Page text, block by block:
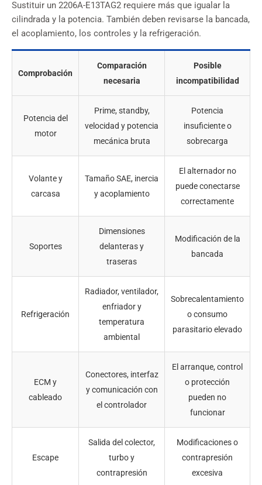
Sustituir un 2206A-E13TAG2 requiere más que igualar la
cilindrada y la potencia. También deben revisarse la bancada,
el acoplamiento, los controles y la refrigeración.
Comprobación
Comparación
necesaria
Posible
incompatibilidad
Potencia del
motor
Prime, standby,
velocidad y potencia
mecánica bruta
Potencia
insuficiente o
sobrecarga
Volante y
carcasa
Tamaño SAE, inercia
y acoplamiento
El alternador no
puede conectarse
correctamente
Soportes
Dimensiones
delanteras y
traseras
Modificación de la
bancada
Refrigeración
Radiador, ventilador,
enfriador y
temperatura
ambiental
Sobrecalentamiento
o consumo
parasitario elevado
ECM y
cableado
Conectores, interfaz
y comunicación con
el controlador
El arranque, control
o protección
pueden no
funcionar
Escape
Salida del colector,
turbo y
contrapresión
Modificaciones o
contrapresión
excesiva